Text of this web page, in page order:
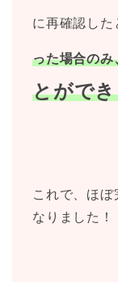
に再確認した
った場合のみ
とがで
これで、ほ
なりました！